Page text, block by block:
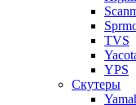
TVS
YPS
Скутеры